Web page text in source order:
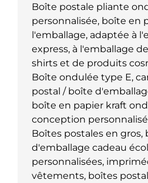
Boîte postale pliante
personnalisée, boîte en
l'emballage, adaptée à
express, à l'emballage
shirts et de produits
Boîte ondulée type E,
postal / boîte
boîte en papier kraft
conception
Boîtes postales en gros,
d'emballage cadeau
personnalisées,
vêtements, boîtes